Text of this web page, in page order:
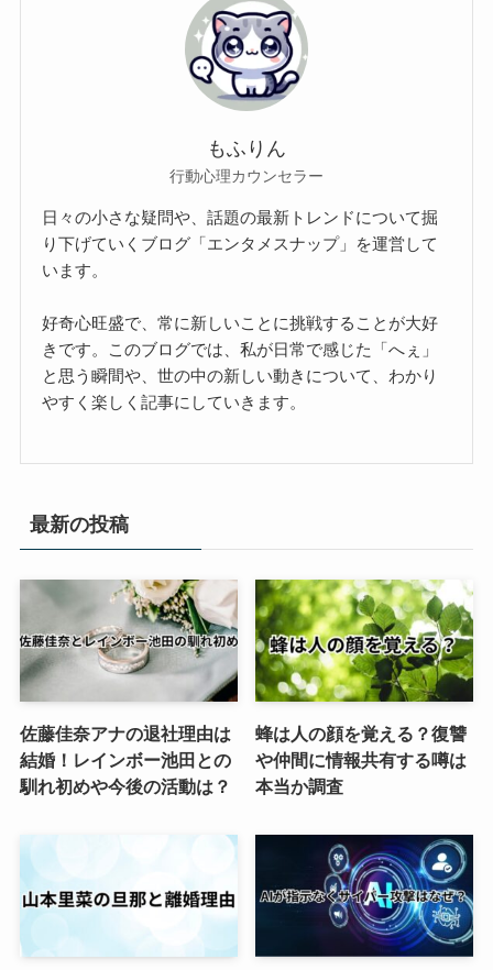
もふりん
行動心理カウンセラー
日々の小さな疑問や、話題の最新トレンドについて掘
り下げていくブログ「エンタメスナップ」を運営して
います。
好奇心旺盛で、常に新しいことに挑戦することが大好
きです。このブログでは、私が日常で感じた「へぇ」
と思う瞬間や、世の中の新しい動きについて、わかり
やすく楽しく記事にしていきます。
最新の投稿
佐藤佳奈アナの退社理由は
結婚！レインボー池田との
馴れ初めや今後の活動は？
蜂は人の顔を覚える？復讐
や仲間に情報共有する噂は
本当か調査